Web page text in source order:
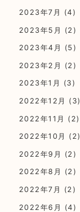
2023年7月 (4)
2023年5月 (2)
2023年4月 (5)
2023年2月 (2)
2023年1月 (3)
2022年12月 (3)
2022年11月 (2)
2022年10月 (2)
2022年9月 (2)
2022年8月 (2)
2022年7月 (2)
2022年6月 (4)